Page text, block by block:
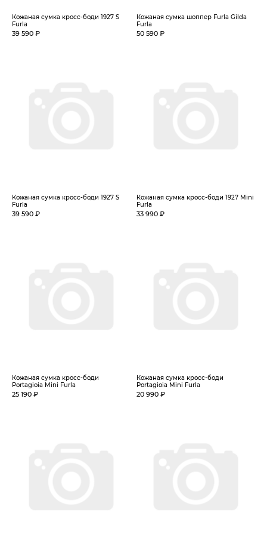
Кожаная сумка кросс-боди 1927 S
Furla
39 590 ₽
Кожаная сумка шоппер Furla Gilda
Furla
50 590 ₽
Кожаная сумка кросс-боди 1927 S
Furla
39 590 ₽
Кожаная сумка кросс-боди 1927 Mini
Furla
33 990 ₽
Кожаная сумка кросс-боди
Portagioia Mini Furla
25 190 ₽
Кожаная сумка кросс-боди
Portagioia Mini Furla
20 990 ₽